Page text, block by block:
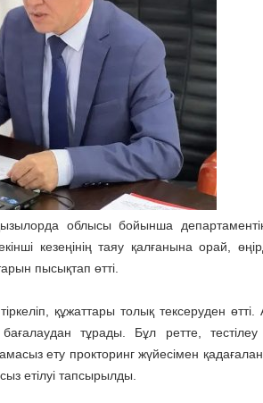
Қызылорда облысы бойынша
кезеңінің таяу қалғанына орай,
пысықтап өтті.
құжаттары толық тексеруден өтті.
тұрады. Бұл ретте,
ету прокторинг жүйесімен
етілуі тапсырылды.